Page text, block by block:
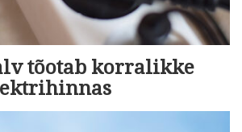
tõotab korralikke